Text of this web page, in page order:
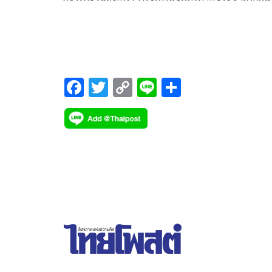
F
ac
e
T
wi
tt
C
o
p
Li